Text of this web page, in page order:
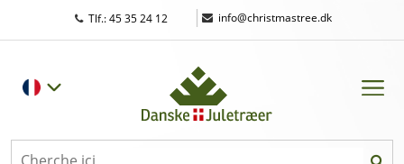
Tlf.: 45 35 24 12 | info@christmastree.dk